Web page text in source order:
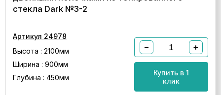
стекла Dark №3-2
Артикул 24978
Высота : 2100мм
Ширина : 900мм
Глубина : 450мм
− +
Купить в 1
клик